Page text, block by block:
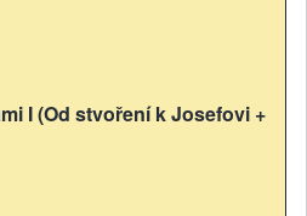
I (Od stvoření k Josefovi +